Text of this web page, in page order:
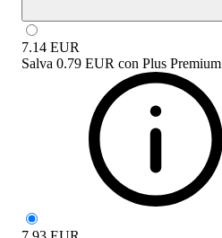
7.14 EUR
Salva 0.79 EUR con Plus Premium